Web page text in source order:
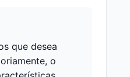
que desea
o